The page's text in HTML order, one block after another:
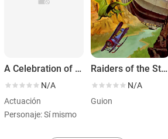
A Celebration of Tenacity
N/A
Actuación
Personaje: Sí mismo
Raiders of the Stone Ring
N/A
Guion